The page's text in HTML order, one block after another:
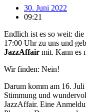
30. Juni 2022
09:21
Endlich ist es so weit: die
17:00 Uhr zu uns und
JazzAffair mit. Kann es
Wir finden: Nein!
Darum komm am 16.
Stimmung und
JazzAffair. Eine